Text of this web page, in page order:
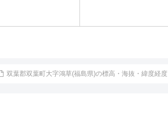
双葉郡双葉町大字鴻草(福島県)の標高・海抜・緯度経度